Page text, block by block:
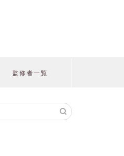
監修者一覧